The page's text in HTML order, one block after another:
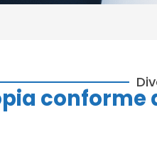
conforme